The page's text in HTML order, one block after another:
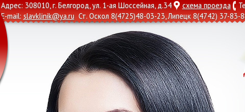
Адрес: 308010, г. Белгород, ул. 1-ая Шоссейная, д.34 схема проезда
E-mail: slavklinik@ya.ruСт. Оскол 8(4725)48-03-23, Липецк 8(4742) 37-83-